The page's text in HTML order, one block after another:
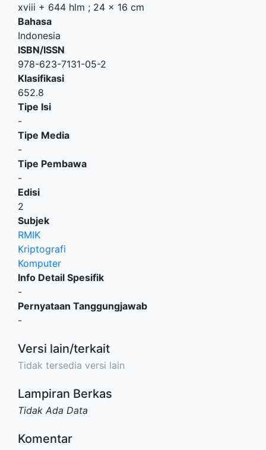
xviii + 644 hlm ; 24 x 16 cm
Bahasa
Indonesia
ISBN/ISSN
978-623-7131-05-2
Klasifikasi
652.8
Tipe Isi
-
Tipe Media
-
Tipe Pembawa
-
Edisi
2
Subjek
RMIK
Kriptografi
Komputer
Info Detail Spesifik
-
Pernyataan Tanggungjawab
-
Versi lain/terkait
Tidak tersedia versi lain
Lampiran Berkas
Tidak Ada Data
Komentar